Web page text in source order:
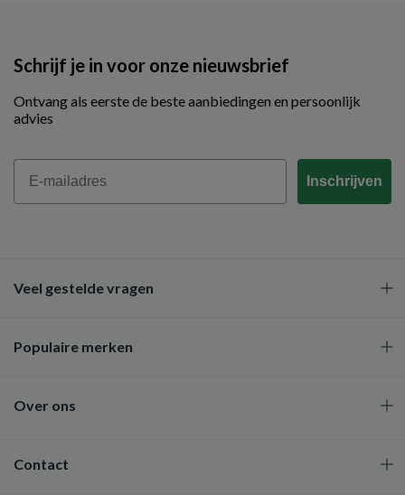
Schrijf je in voor onze nieuwsbrief
Ontvang als eerste de beste aanbiedingen en persoonlijk
advies
Email
Inschrijven
Veel gestelde vragen
Populaire merken
Over ons
Contact